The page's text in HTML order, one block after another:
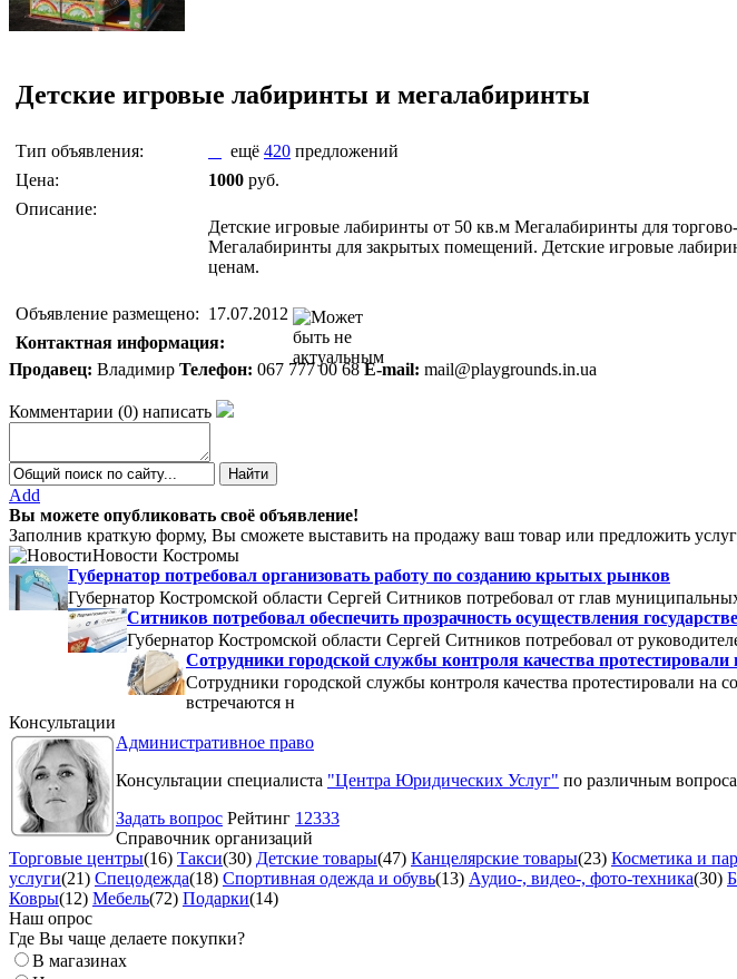
Детские игровые лабиринты и мегалабиринты
Тип объявления: ещё 420 предложений
Цена:
1000 руб.
Описание:
Детские игровые лабиринты от 50 кв.м Мегалабиринты для
Мегалабиринты для закрытых помещений. Детские игровые
ценам.
Объявление размещено: 17.07.2012
Контактная информация:
Продавец: Владимир Телефон: 067 777 00 68 E-mail: mail@playgrounds.in.ua
Комментарии (0) написать
Add
Вы можете опубликовать своё объявление!
Заполнив краткую форму, Вы сможете выставить на продажу ваш товар или предложить
Новости Костромы
Губернатор потребовал организовать работу по созданию крытых рынков
Губернатор Костромской области Сергей Ситников потребовал от глав
Ситников потребовал обеспечить прозрачность осуществления
Губернатор Костромской области Сергей Ситников потребовал от
Сотрудники городской службы контроля качества
Сотрудники городской службы контроля качества протестировали
встречаются н
Консультации
Административное право
Консультации специалиста "Центра Юридических Услуг" по различным
Задать вопрос Рейтинг 12333
Справочник организаций
Торговые центры(16) Такси(30) Детские товары(47) Канцелярские товары(23) Косметика и
услуги(21) Спецодежда(18) Спортивная одежда и обувь(13) Аудио-, видео-, фото-техника(30)
Ковры(12) Мебель(72) Подарки(14)
Наш опрос
Где Вы чаще делаете покупки?
В магазинах